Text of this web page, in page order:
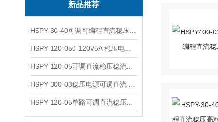
新品推荐